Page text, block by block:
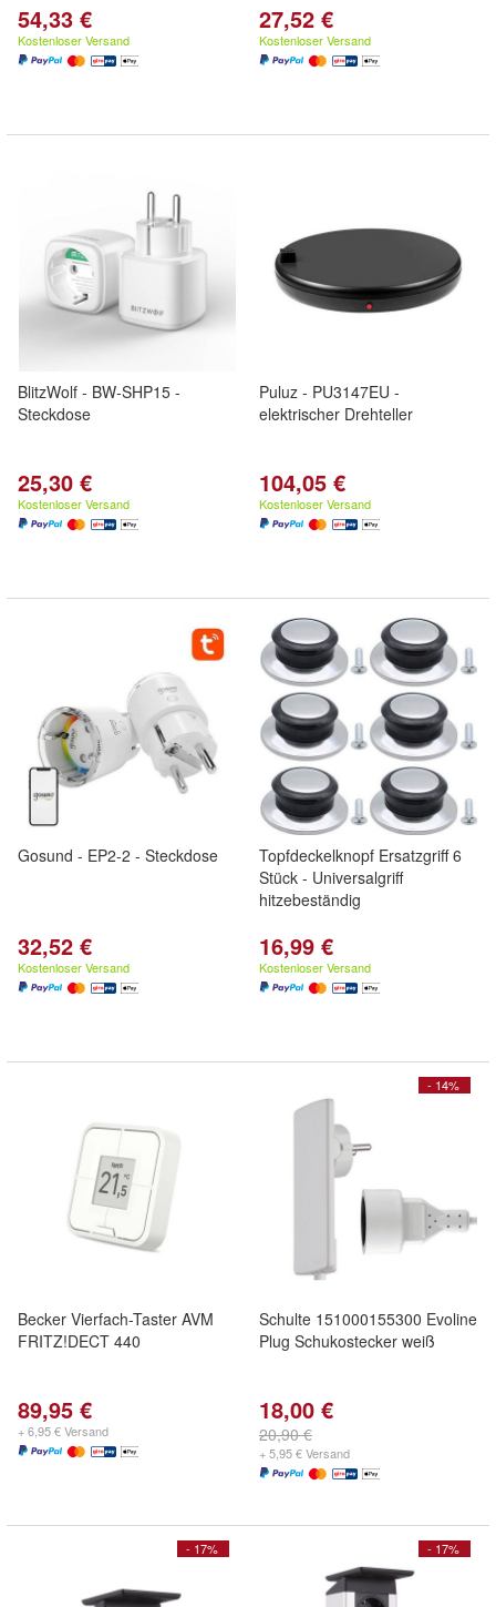
54,33 €
Kostenloser Versand
27,52 €
Kostenloser Versand
BlitzWolf - BW-SHP15 -
Steckdose
25,30 €
Kostenloser Versand
Puluz - PU3147EU -
elektrischer Drehteller
104,05 €
Kostenloser Versand
Gosund - EP2-2 - Steckdose
32,52 €
Kostenloser Versand
Topfdeckelknopf Ersatzgriff 6
Stück - Universalgriff
hitzebeständig
16,99 €
Kostenloser Versand
Becker Vierfach-Taster AVM
FRITZ!DECT 440
89,95 €
+ 6,95 € Versand
- 14%
Schulte 151000155300 Evoline
Plug Schukostecker weiß
18,00 €
20,90 €
+ 5,95 € Versand
- 17% - 17%